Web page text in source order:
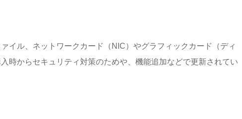
イル、ネットワークカード（NIC）やグラフィックカード（ディ
時からセキュリティ対策のためや、機能追加などで更新されてい